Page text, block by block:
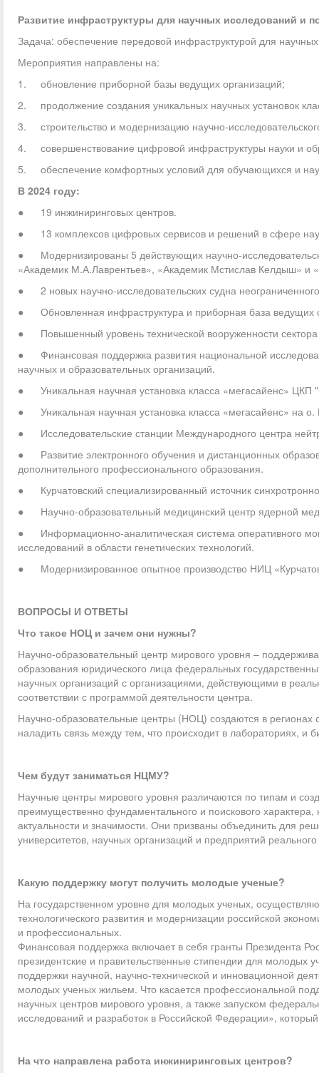
Развитие инфраструктуры для научных исследований и
Задача: обеспечение передовой инфраструктурой для
Мероприятия направлены на:
1. обновление приборной базы ведущих организаций;
2. продолжение создания уникальных научных установок
3. строительство и модернизацию научно-
4. совершенствование цифровой инфраструктуры науки и
5. обеспечение комфортных условий для обучающихся и
В 2024 году:
● 19 инжиниринговых центров.
● 13 комплексов цифровых сервисов и решений в сфере
● Модернизированы 5 действующих научно-
«Академик М.А.Лаврентьев», «Академик Мстислав Келдыш»
● 2 новых научно-исследовательских судна
● Обновленная инфраструктура и приборная база ведущих
● Повышенный уровень технической вооруженности сектора
● Финансовая поддержка развития национальной
научных и образовательных организаций.
● Уникальная научная установка класса «мегасайенс»
● Уникальная научная установка класса «мегасайенс» на
● Исследовательские станции Международного центра
● Развитие электронного обучения и дистанционных
дополнительного профессионального образования.
● Курчатовский специализированный источник
● Научно-образовательный медицинский центр ядерной
● Информационно-аналитическая система оперативного
исследований в области генетических технологий.
● Модернизированное опытное производство НИЦ
ВОПРОСЫ И ОТВЕТЫ
Что такое НОЦ и зачем они нужны?
Научно-образовательный центр мирового уровня –
образования юридического лица федеральных
научных организаций с организациями, действующими в
соответствии с программой деятельности центра.
Научно-образовательные центры (НОЦ) создаются в
наладить связь между тем, что происходит в лабораториях, и
Чем будут заниматься НЦМУ?
Научные центры мирового уровня различаются по типам и
преимущественно фундаментального и поискового
актуальности и значимости. Они призваны объединить для
университетов, научных организаций и предприятий реального
Какую поддержку могут получить молодые ученые?
На государственном уровне для молодых ученых,
технологического развития и модернизации российской
и профессиональных.
Финансовая поддержка включает в себя гранты Президента
президентские и правительственные стипендии для
поддержки научной, научно-технической и инновационной
молодых ученых жильем. Что касается профессиональной
научных центров мирового уровня, а также запуском
исследований и разработок в Российской Федерации»,
На что направлена работа инжиниринговых центров?